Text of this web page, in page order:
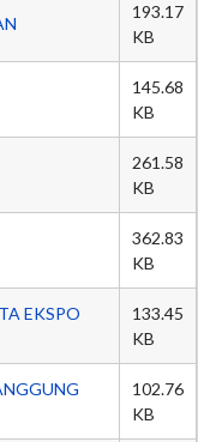
193.17
KB
145.68
KB
261.58
KB
362.83
KB
EKSPO
133.45
KB
102.76
KB